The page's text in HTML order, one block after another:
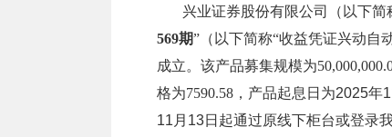
兴业证券股份有限公司（以下简
569期”（以下简称“收益凭证兴动自
成立。该产品募集规模为
格为7590.58，产品起息日为2025年
11月13日 起通过原线下柜台或登录